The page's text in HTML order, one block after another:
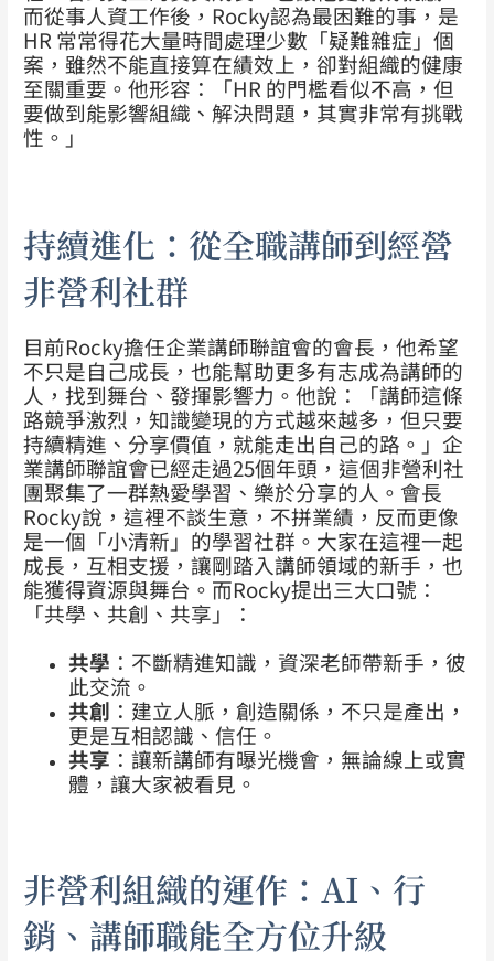
而從事人資工作後，Rocky認為最困難的事，是
HR 常常得花大量時間處理少數「疑難雜症」個
案，雖然不能直接算在績效上，卻對組織的健康
至關重要。他形容：「HR 的門檻看似不高，但
要做到能影響組織、解決問題，其實非常有挑戰
性。」
持續進化：從全職講師到經營
非營利社群
目前Rocky擔任企業講師聯誼會的會長，他希望
不只是自己成長，也能幫助更多有志成為講師的
人，找到舞台、發揮影響力。他說：「講師這條
路競爭激烈，知識變現的方式越來越多，但只要
持續精進、分享價值，就能走出自己的路。」企
業講師聯誼會已經走過25個年頭，這個非營利社
團聚集了一群熱愛學習、樂於分享的人。會長
Rocky說，這裡不談生意，不拼業績，反而更像
是一個「小清新」的學習社群。大家在這裡一起
成長，互相支援，讓剛踏入講師領域的新手，也
能獲得資源與舞台。 而Rocky提出三大口號：
「共學、共創、共享」：
共學 ：不斷精進知識，資深老師帶新手，彼
此交流。
共創 ：建立人脈，創造關係，不只是產出，
更是互相認識、信任。
共享 ：讓新講師有曝光機會，無論線上或實
體，讓大家被看見。
非營利組織的運作：AI、行
銷、講師職能全方位升級